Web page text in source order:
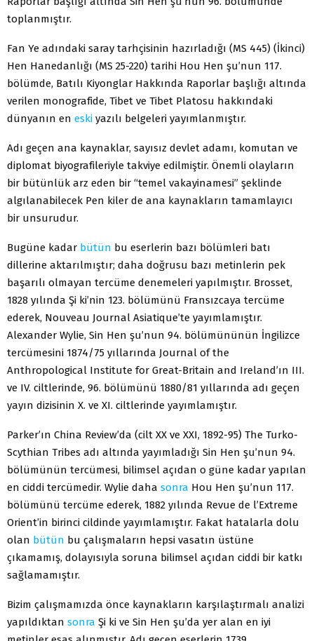
toplanmıştır.
Fan Ye adındaki saray tarhçisinin hazırladığı (MS 445) (İkinci)
Hen Hanedanlığı (MS 25-220) tarihi Hou Hen şu’nun 117.
bölümde, Batılı Kiyonglar Hakkında Raporlar başlığı altında
verilen monografide, Tibet ve Tibet Platosu hakkındaki
dünyanın en eski yazılı belgeleri yayımlanmıştır.
Adı geçen ana kaynaklar, sayısız devlet adamı, komutan ve
diplomat biyografileriyle takviye edilmiştir. Önemli olayların
bir bütünlük arz eden bir “temel vakayinamesi” şeklinde
algılanabilecek Pen kiler de ana kaynakların tamamlayıcı
bir unsurudur.
Bugüne kadar bütün bu eserlerin bazı bölümleri batı
dillerine aktarılmıştır; daha doğrusu bazı metinlerin pek
başarılı olmayan tercüme denemeleri yapılmıştır. Brosset,
1828 yılında Şi ki’nin 123. bölümünü Fransızcaya tercüme
ederek, Nouveau Journal Asiatique’te yayımlamıştır.
Alexander Wylie, Sin Hen şu’nun 94. bölümününün İngilizce
tercümesini 1874/75 yıllarında Journal of the
Anthropological Institute for Great-Britain and Ireland’ın III.
ve IV. ciltlerinde, 96. bölümünü 1880/81 yıllarında adı geçen
yayın dizisinin X. ve XI. ciltlerinde yayımlamıştır.
Parker’ın China Review’da (cilt XX ve XXI, 1892-95) The Turko-
Scythian Tribes adı altında yayımladığı Sin Hen şu’nun 94.
bölümünün tercümesi, bilimsel açıdan o güne kadar yapılan
en ciddi tercümedir. Wylie daha sonra Hou Hen şu’nun 117.
bölümünü tercüme ederek, 1882 yılında Revue de l’Extreme
Orient’in birinci cildinde yayımlamıştır. Fakat hatalarla dolu
olan bütün bu çalışmaların hepsi vasatın üstüne
çıkamamış, dolayısıyla soruna bilimsel açıdan ciddi bir katkı
sağlamamıştır.
Bizim çalışmamızda önce kaynakların karşılaştırmalı analizi
yapıldıktan sonra Şi ki ve Sin Hen şu’da yer alan en iyi